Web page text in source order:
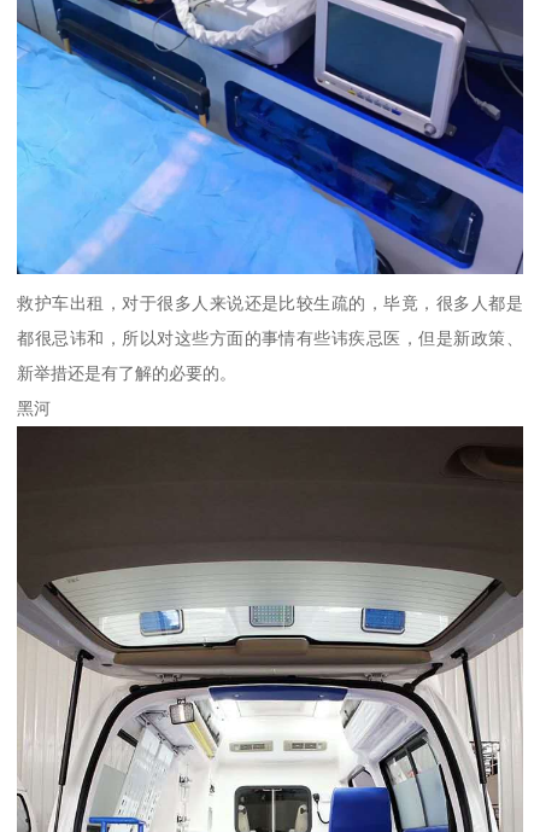
救护车出租，对于很多人来说还是比较生疏的，毕竟，很多人都是
都很忌讳和，所以对这些方面的事情有些讳疾忌医，但是新政策、
新举措还是有了解的必要的。
黑河